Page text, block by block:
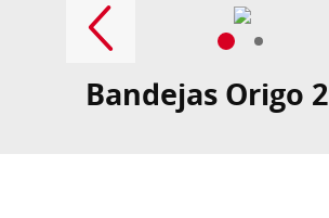
Bandejas Origo 2